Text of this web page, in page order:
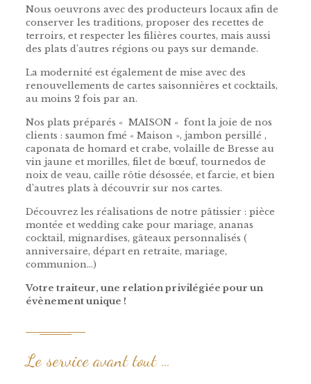
Nous oeuvrons avec des producteurs locaux afin de
conserver les traditions, proposer des recettes de
terroirs, et respecter les filières courtes, mais aussi
des plats d’autres régions ou pays sur demande.
La modernité est également de mise avec des
renouvellements de cartes saisonnières et cocktails,
au moins 2 fois par an.
Nos plats préparés « MAISON « font la joie de nos
clients : saumon fmé « Maison », jambon persillé ,
caponata de homard et crabe, volaille de Bresse au
vin jaune et morilles, filet de bœuf, tournedos de
noix de veau, caille rôtie désossée, et farcie, et bien
d’autres plats à découvrir sur nos cartes.
Découvrez les réalisations de notre pâtissier : pièce
montée et wedding cake pour mariage, ananas
cocktail, mignardises, gâteaux personnalisés (
anniversaire, départ en retraite, mariage,
communion…)
Votre traiteur, une relation privilégiée pour un
évènement unique !
Le service avant tout …